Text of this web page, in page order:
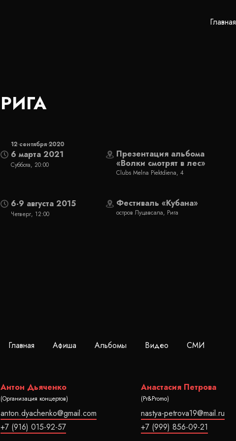
Главная
РИГА
12 сентября 2020
6 марта 2021
Суббота, 20:00
Презентация альбома
«Волки смотрят в лес»
Clubs Melna Piektdiena, 4
6-9 августа 2015
Четверг, 12:00
Фестиваль «Кубана»
остров Луцавсала, Рига
Главная Афиша Альбомы Видео СМИ
Антон Дьяченко
(Организация концертов)
anton.dyachenko@gmail.com
+7 (916) 015-92-57
Анастасия Петрова
(Pr&Promo)
nastya-petrova19@mail.ru
+7 (999) 856-09-21